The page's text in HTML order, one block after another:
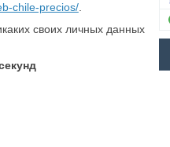
chile-precios/.
своих личных данных